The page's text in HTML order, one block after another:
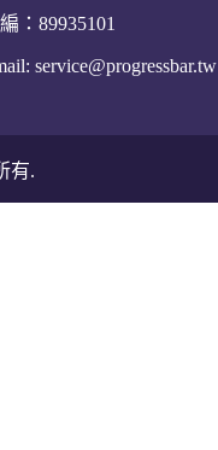
：89935101
service@progressbar.tw
有.